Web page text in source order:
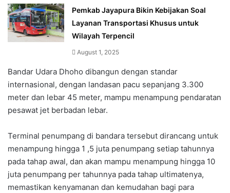
Pemkab Jayapura Bikin Kebijakan Soal
Layanan Transportasi Khusus untuk
Wilayah Terpencil
August 1, 2025
Bandar Udara Dhoho dibangun dengan standar
internasional, dengan landasan pacu sepanjang 3.300
meter dan lebar 45 meter, mampu menampung pendaratan
pesawat jet berbadan lebar.
Terminal penumpang di bandara tersebut dirancang untuk
menampung hingga 1 ,5 juta penumpang setiap tahunnya
pada tahap awal, dan akan mampu menampung hingga 10
juta penumpang per tahunnya pada tahap ultimatenya,
memastikan kenyamanan dan kemudahan bagi para